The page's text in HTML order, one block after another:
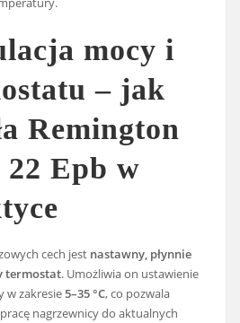
mocy i
– jak
Remington
22 Epb w
cech jest nastawny, płynnie
termostat. Umożliwia on ustawienie
w zakresie5–35 °C, co pozwala
nagrzewnicy do aktualnych